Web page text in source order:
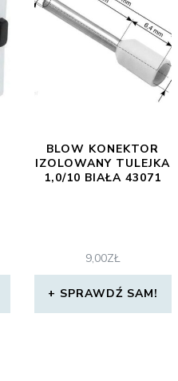
BLOW KONEKTOR
IZOLOWANY TULEJKA
1,0/10 BIAŁA 43071
9,00ZŁ
SPRAWDŹ SAM!